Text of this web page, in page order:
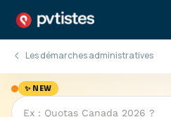
Les démarches administratives
✨ NEW